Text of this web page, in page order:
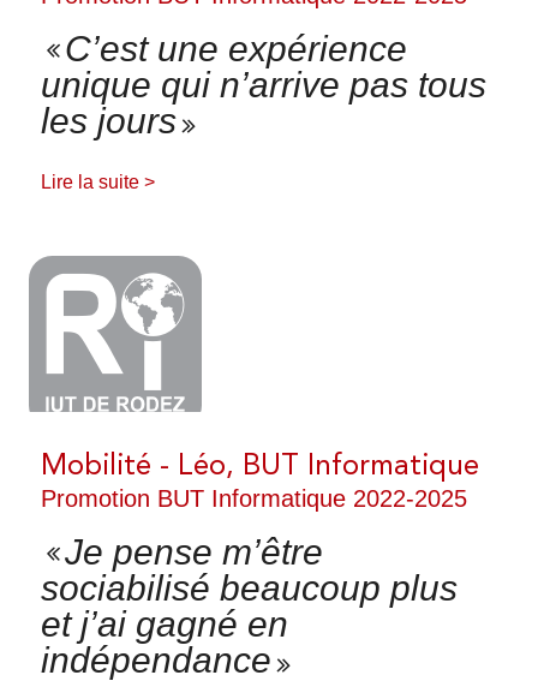
DÉMARCHE QUALITÉ - QUALIOPI
LES FORMATIONS
NOS BUT
EN SAVOIR PLUS SUR LE BUT
Gestion des Entreprises et des Administrations
(GEA)
Informatique
Qualité, Logistique Industrielle et Organisation
C’est une expérience
unique qui n’arrive pas tous
les jours
Lire la suite >
Mobilité - Léo, BUT Informatique
Promotion BUT Informatique 2022-2025
Je pense m’être
sociabilisé beaucoup plus
et j’ai gagné en
indépendance